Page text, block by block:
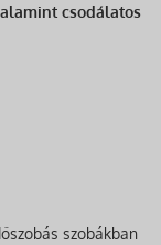
csodálatos
szobákban